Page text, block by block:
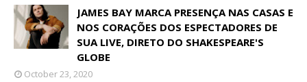
JAMES BAY MARCA PRESENÇA NAS CASAS E
NOS CORAÇÕES DOS ESPECTADORES DE
SUA LIVE, DIRETO DO SHAKESPEARE'S
GLOBE
October 23, 2020